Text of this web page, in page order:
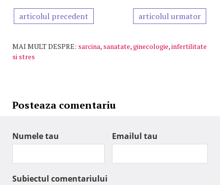
articolul precedent articolul urmator
MAI MULT DESPRE: sarcina, sanatate,ginecologie,infertilitate
si stres
Posteaza comentariu
Numele tau Emailul tau
Subiectul comentariului